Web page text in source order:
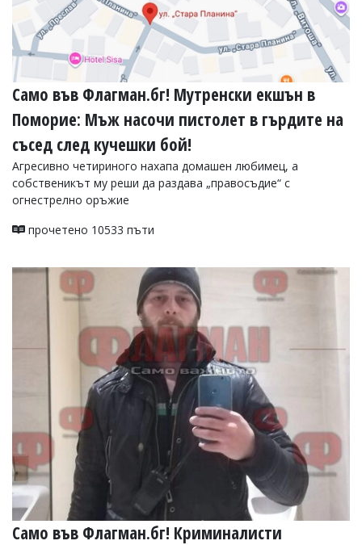
Управители:
Веселин
Василев,
email:
v.vasilev@flagman.bg
Катя
Касабова,
Главен
редактор:
Иван
Колев,
email:
office@flagman.bg
Коментарите
статиите
тях!
Ако
откриете
обиден
за
коментар,
моля
Само във Флагман.бг! Мутренски екшън в
Поморие: Мъж насочи пистолет в гърдите на
съсед след кучешки бой!
Агресивно четириного нахапа домашен любимец, а
собственикът му реши да раздава „правосъдие“ с
огнестрелно оръжие
прочетено 10533 пъти
Само във Флагман.бг! Криминалисти